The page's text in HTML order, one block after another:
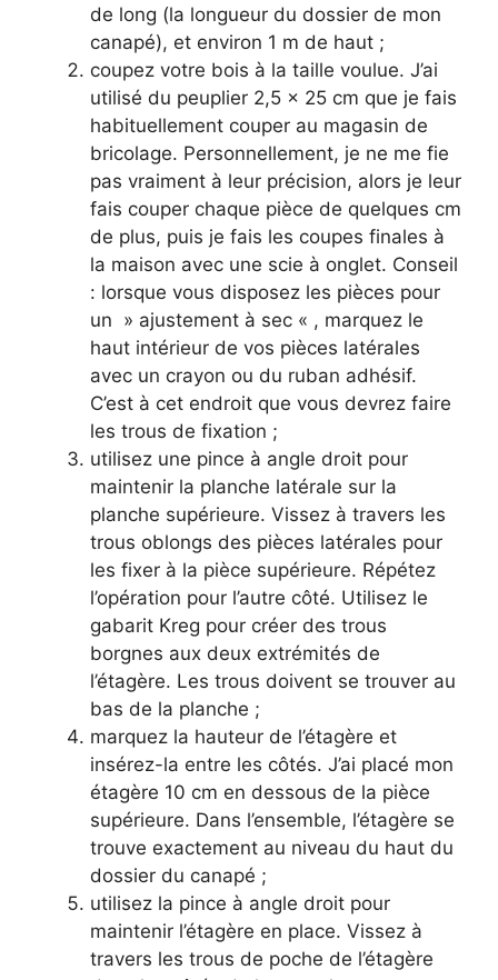
de long (la longueur du dossier de mon
canapé), et environ 1 m de haut ;
coupez votre bois à la taille voulue. J’ai
utilisé du peuplier 2,5 x 25 cm que je fais
habituellement couper au magasin de
bricolage. Personnellement, je ne me fie
pas vraiment à leur précision, alors je leur
fais couper chaque pièce de quelques cm
de plus, puis je fais les coupes finales à
la maison avec une scie à onglet. Conseil
: lorsque vous disposez les pièces pour
un » ajustement à sec « , marquez le
haut intérieur de vos pièces latérales
avec un crayon ou du ruban adhésif.
C’est à cet endroit que vous devrez faire
les trous de fixation ;
utilisez une pince à angle droit pour
maintenir la planche latérale sur la
planche supérieure. Vissez à travers les
trous oblongs des pièces latérales pour
les fixer à la pièce supérieure. Répétez
l’opération pour l’autre côté. Utilisez le
gabarit Kreg pour créer des trous
borgnes aux deux extrémités de
l’étagère. Les trous doivent se trouver au
bas de la planche ;
marquez la hauteur de l’étagère et
insérez-la entre les côtés. J’ai placé mon
étagère 10 cm en dessous de la pièce
supérieure. Dans l’ensemble, l’étagère se
trouve exactement au niveau du haut du
dossier du canapé ;
utilisez la pince à angle droit pour
maintenir l’étagère en place. Vissez à
travers les trous de poche de l’étagère